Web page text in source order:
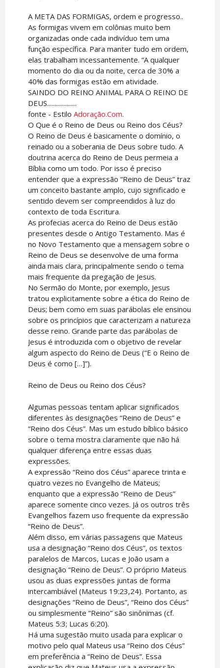
A META DAS FORMIGAS, ordem e progresso..
As formigas vivem em colônias muito bem
organizadas onde cada indivíduo tem uma
função específica. Para manter tudo em ordem,
elas trabalham incessantemente. “A qualquer
momento do dia ou da noite, cerca de 30% a
40% das formigas estão em atividade.
SAINDO DO REINO ANIMAL PARA O REINO DE
DEUS....................
fonte - Estilo Adoração.Com.
O Que é o Reino de Deus ou Reino dos Céus?
O Reino de Deus é basicamente o domínio, o
reinado ou a soberania de Deus sobre tudo. A
doutrina acerca do Reino de Deus permeia a
Bíblia como um todo. Por isso é preciso
entender que a expressão “Reino de Deus” traz
um conceito bastante amplo, cujo significado e
sentido devem ser compreendidos à luz do
contexto de toda Escritura.
As profecias acerca do Reino de Deus estão
presentes desde o Antigo Testamento. Mas é
no Novo Testamento que a mensagem sobre o
Reino de Deus se desenvolve de uma forma
ainda mais clara, principalmente sendo o tema
mais frequente da pregação de Jesus.
No Sermão do Monte, por exemplo, Jesus
tratou explicitamente sobre a ética do Reino de
Deus; bem como em suas parábolas ele ensinou
sobre os princípios que caracterizam a natureza
desse reino. Grande parte das parábolas de
Jesus é introduzida com o objetivo de revelar
algum aspecto do Reino de Deus (“E o Reino de
Deus é como […]”).
Reino de Deus ou Reino dos Céus?
Algumas pessoas tentam aplicar significados
diferentes às designações “Reino de Deus” e
“Reino dos Céus”. Mas um estudo bíblico básico
sobre o tema mostra claramente que não há
qualquer diferença entre essas duas
expressões.
A expressão “Reino dos Céus” aparece trinta e
quatro vezes no Evangelho de Mateus;
enquanto que a expressão “Reino de Deus”
aparece somente cinco vezes. Já os outros três
Evangelhos fazem uso frequente da expressão
“Reino de Deus”.
Além disso, em várias passagens que Mateus
usa a designação “Reino dos Céus”, os textos
paralelos de Marcos, Lucas e João usam a
designação “Reino de Deus”. O próprio Mateus
usou as duas expressões juntas de forma
intercambiável (Mateus 19:23,24). Portanto, as
designações “Reino de Deus”, “Reino dos Céus”
ou simplesmente “Reino” são sinônimas (cf.
Mateus 5:3; Lucas 6:20).
Há uma sugestão muito usada para explicar o
motivo pelo qual Mateus usa “Reino dos Céus”
em preferência a “Reino de Deus”. Essa